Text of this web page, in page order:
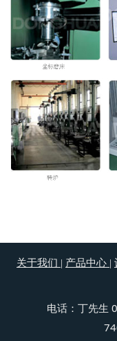
关于我们 | 产品中心 |
电话： 丁先生